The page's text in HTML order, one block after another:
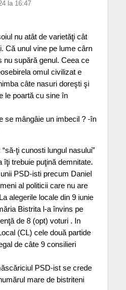
la 16:47
nu atât de varietăţi cât
Că unul vine pe lume cârn
nu supără genul. Ceea ce
omul civilizat e
câte nasuri doreşti şi
le poartă cu sine în
se mângâie un imbecil ? -în
ţi cunosti lungul nasului”
îţi trebuie puţină demnitate.
PSD-isti precum Daniel
al politicii care nu are
alegerile locale din 9 iunie
Bistrita l-a învins pe
de 8 (opt) voturi . In
(CL) cele două partide
de câte 9 consilieri
PSD-ist se crede
mare de bistriteni